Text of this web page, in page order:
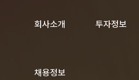
회사소개 투자정보
채용정보